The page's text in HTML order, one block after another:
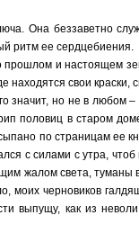
Она беззаветно
ритм ее сердцебиения.
и настоящем
свои краски,
значит, но не в любом
половиц в старом
по страницам ее
с силами с утра,
жалом света,
моих черновиков
выпущу, как из